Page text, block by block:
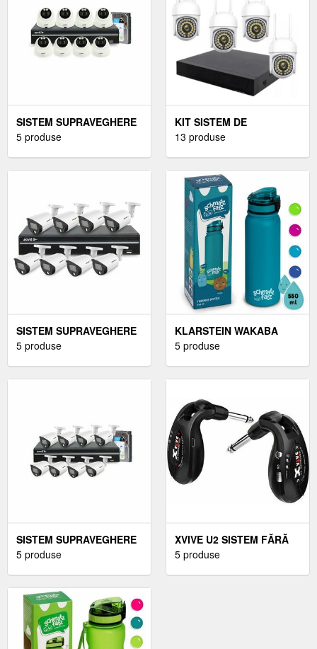
SISTEM SUPRAVEGHERE
1 CAMERA INTERIOR 4
5 produse
KIT SISTEM DE
SUPRAVEGHERE VIDEO
13 produse
SISTEM SUPRAVEGHERE
4 CAMERE EXTERIOR 4
5 produse
KLARSTEIN WAKABA
THERMOS 550 ML DIN
5 produse
SISTEM SUPRAVEGHERE
1 CAMERA EXTERIOR 4
5 produse
XVIVE U2 SISTEM FĂRĂ
FIR PENTRU CHITARĂ /
5 produse